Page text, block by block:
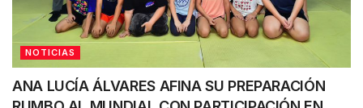
NOTICIAS
ANA LUCÍA ÁLVARES AFINA SU PREPARACIÓN